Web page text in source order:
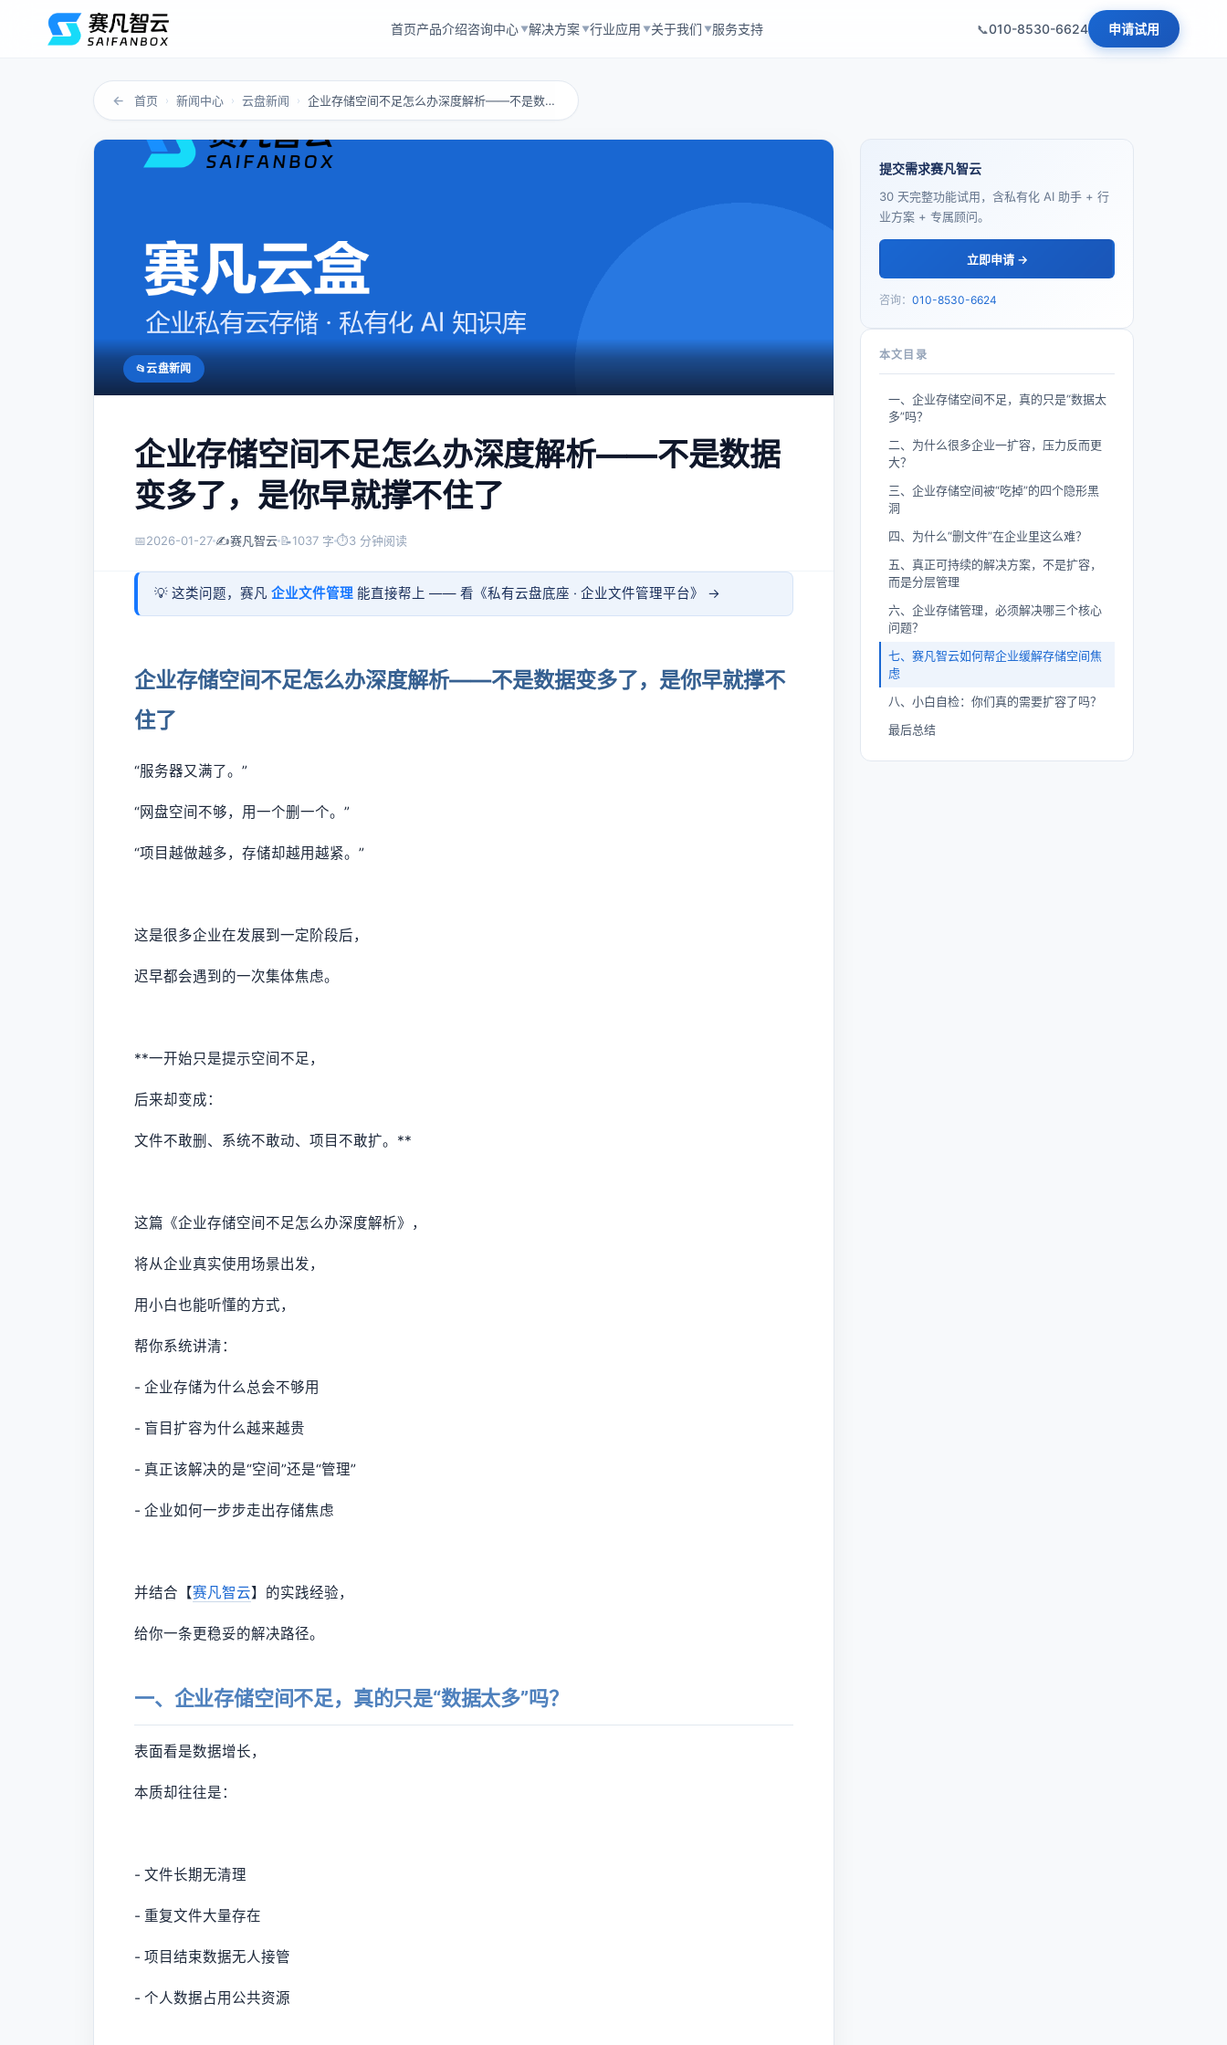
首页产品介绍咨询中心 ▼解决方案 ▼行业应用 ▼关于我们 ▼服务支持 010-8530-6624 申请试用
← 首页 › 新闻中心 › 云盘新闻 › 企业存储空间不足怎么办深度解析——不是数据变...
云盘新闻
企业存储空间不足怎么办深度解析——不是数据
变多了，是你早就撑不住了
📅2026-01-27 ✍️赛凡智云 📝1037 字 ⏱3 分钟阅读
💡 这类问题，赛凡 企业文件管理 能直接帮上 —— 看《私有云盘底座 · 企业文件管理平台》 →
企业存储空间不足怎么办深度解析——不是数据变多了，是你早就撑不
住了
“服务器又满了。”
“网盘空间不够，用一个删一个。”
“项目越做越多，存储却越用越紧。”
这是很多企业在发展到一定阶段后，
迟早都会遇到的一次集体焦虑。
**一开始只是提示空间不足，
后来却变成：
文件不敢删、系统不敢动、项目不敢扩。**
这篇《企业存储空间不足怎么办深度解析》，
将从企业真实使用场景出发，
用小白也能听懂的方式，
帮你系统讲清：
- 企业存储为什么总会不够用
- 盲目扩容为什么越来越贵
- 真正该解决的是“空间”还是“管理”
- 企业如何一步步走出存储焦虑
并结合【赛凡智云】的实践经验，
给你一条更稳妥的解决路径。
一、企业存储空间不足，真的只是“数据太多”吗？
表面看是数据增长，
本质却往往是：
- 文件长期无清理
- 重复文件大量存在
- 项目结束数据无人接管
- 个人数据占用公共资源
提交需求赛凡智云
30 天完整功能试用，含私有化 AI 助手 + 行
业方案 + 专属顾问。
立即申请 →
咨询： 010-8530-6624
本文目录
一、企业存储空间不足，真的只是“数据太
多”吗？
二、为什么很多企业一扩容，压力反而更
大？
三、企业存储空间被“吃掉”的四个隐形黑
洞
四、为什么“删文件”在企业里这么难？
五、真正可持续的解决方案，不是扩容，
而是分层管理
六、企业存储管理，必须解决哪三个核心
问题？
七、赛凡智云如何帮企业缓解存储空间焦
虑
八、小白自检：你们真的需要扩容了吗？
最后总结